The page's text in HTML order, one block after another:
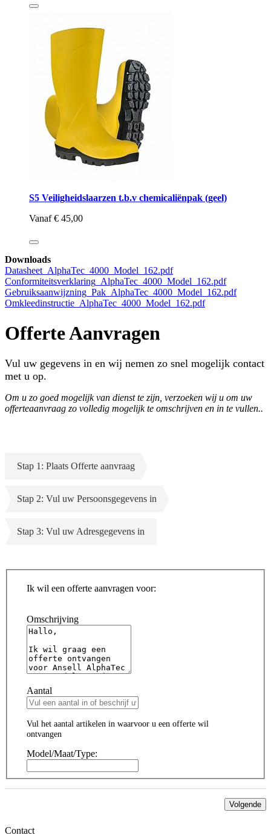
S5 Veiligheidslaarzen t.b.v chemicaliënpak (geel)
Vanaf € 45,00
Downloads
Datasheet_AlphaTec_4000_Model_162.pdf
Conformiteitsverklaring_AlphaTec_4000_Model_162.pdf
Gebruiksaanwijzning_Pak_AlphaTec_4000_Model_162.pdf
Omkleedinstructie_AlphaTec_4000_Model_162.pdf
Offerte Aanvragen
Vul uw gegevens in en wij nemen zo snel mogelijk contact
met u op.
Om u zo goed mogelijk van dienst te zijn, verzoeken wij u om uw
offerteaanvraag zo volledig mogelijk te omschrijven en in te vullen..
Stap 1: Plaats Offerte aanvraag
Stap 2: Vul uw Persoonsgegevens in
Stap 3: Vul uw Adresgegevens in
Ik wil een offerte aanvragen voor:
Omschrijving
Aantal
Vul het aantal artikelen in waarvoor u een offerte wil
ontvangen
Model/Maat/Type:
Volgende
Contact